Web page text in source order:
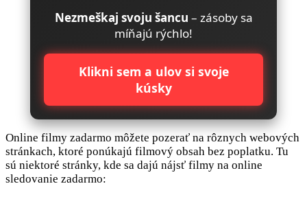
Nezmeškaj svoju šancu – zásoby sa
míňajú rýchlo!
Klikni sem a ulov si svoje
kúsky
Online filmy zadarmo môžete pozerať na rôznych webových
stránkach, ktoré ponúkajú filmový obsah bez poplatku. Tu
sú niektoré stránky, kde sa dajú nájsť filmy na online
sledovanie zadarmo: